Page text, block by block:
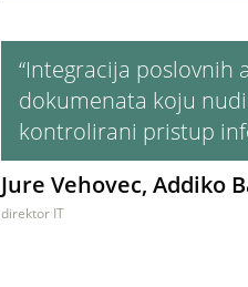
“Integracija poslovnih
dokumenata koju
kontrolirani pristup
Jure Vehovec, Addiko
direktor IT